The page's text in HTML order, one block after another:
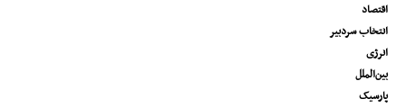
اقتصاد
انتخاب سردبیر
انرژی
بین‌الملل
پارسیک